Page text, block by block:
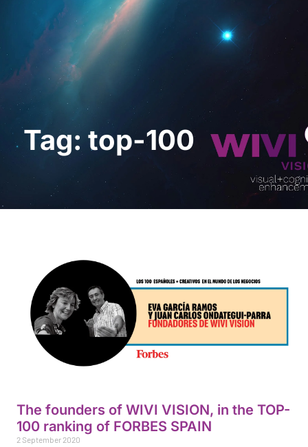
Request a Demo
Tag: top-100
The founders of WIVI VISION, in the TOP-
100 ranking of FORBES SPAIN
2 September 2020